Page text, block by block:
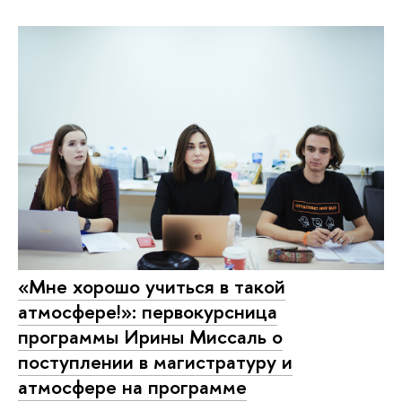
«Мне хорошо учиться в такой
атмосфере!»: первокурсница
программы Ирины Миссаль о
поступлении в магистратуру и
атмосфере на программе